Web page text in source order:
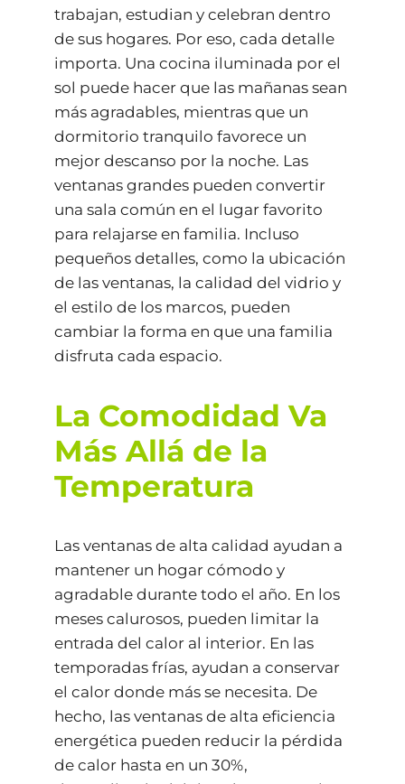
trabajan, estudian y celebran dentro
de sus hogares. Por eso, cada detalle
importa. Una cocina iluminada por el
sol puede hacer que las mañanas sean
más agradables, mientras que un
dormitorio tranquilo favorece un
mejor descanso por la noche. Las
ventanas grandes pueden convertir
una sala común en el lugar favorito
para relajarse en familia. Incluso
pequeños detalles, como la ubicación
de las ventanas, la calidad del vidrio y
el estilo de los marcos, pueden
cambiar la forma en que una familia
disfruta cada espacio.
La Comodidad Va
Más Allá de la
Temperatura
Las ventanas de alta calidad ayudan a
mantener un hogar cómodo y
agradable durante todo el año. En los
meses calurosos, pueden limitar la
entrada del calor al interior. En las
temporadas frías, ayudan a conservar
el calor donde más se necesita. De
hecho, las ventanas de alta eficiencia
energética pueden reducir la pérdida
de calor hasta en un 30%,